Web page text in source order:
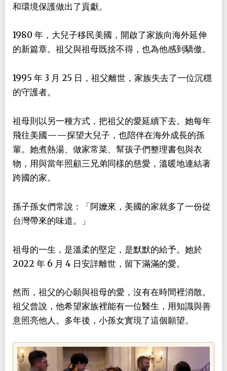
和環境保護做出了貢獻。
1980 年，大兒子移民美國，開啟了家族向海外延伸
的新篇章。祖父與祖母既捨不得，也為他感到驕傲。
1995 年 3 月 25 日，祖父離世，家族失去了一位沉穩
的守護者。
祖母則以另一種方式，把祖父的愛延續下去。她每年
飛往美國——探望大兒子，也陪伴在海外成長的孫
輩。她煮熱湯、做家常菜、幫孩子們整理書包與衣
物，用與當年照顧三兄弟同樣的慈愛，溫暖地連結著
跨國的家。
孫子孫女們常說：「阿嬤來，美國的家就多了一份從
台灣帶來的味道。」
祖母的一生，是溫柔的堅定，是默默的給予。她於
2022 年 6 月 4 日安詳離世，留下滿滿的愛。
然而，祖父的心願與祖母的愛，沒有在時間裡消散。
祖父曾說，他希望家族裡能有一位醫生，用知識與善
意照亮他人。多年後，小孫女實現了這個願望。